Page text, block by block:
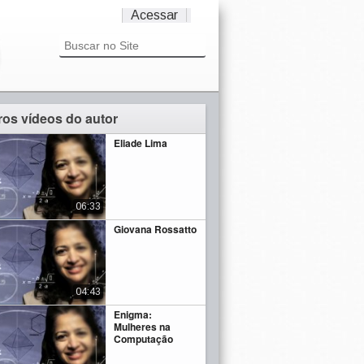
Acessar
vídeos do autor
Eliade Lima
06:33
Giovana Rossatto
04:43
Enigma:
Mulheres na
Computação